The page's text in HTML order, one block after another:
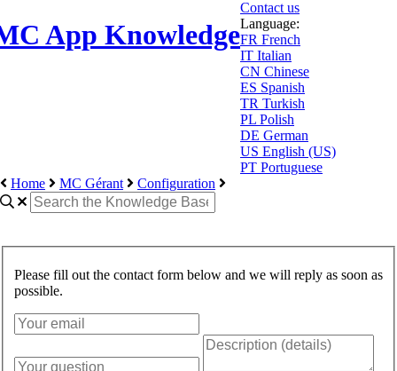
App Knowledge
Contact us
Language:
FR French
IT Italian
CN Chinese
ES Spanish
TR Turkish
PL Polish
DE German
US English (US)
PT Portuguese
Home
MC Gérant Configuration
Please fill out the contact form below and we will reply as soon as
possible.